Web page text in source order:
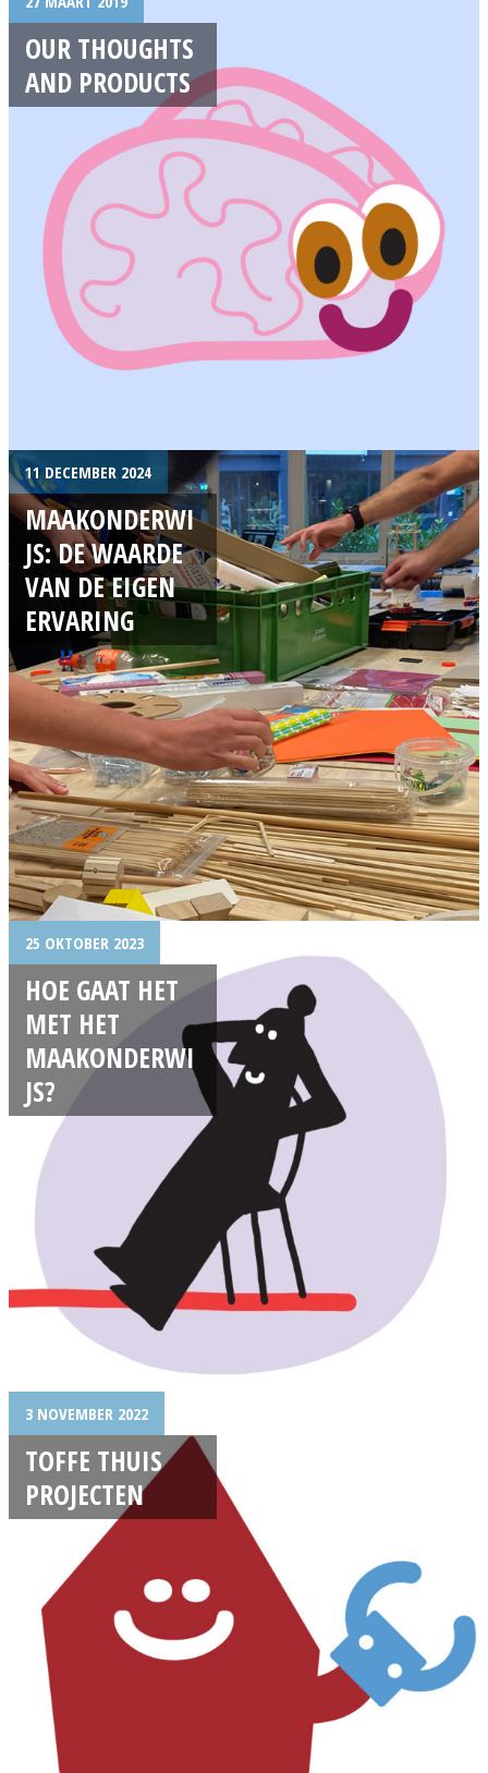
OUR THOUGHTS
AND PRODUCTS
11 DECEMBER 2024
MAAKONDERWI
JS: DE WAARDE
VAN DE EIGEN
ERVARING
25 OKTOBER 2023
HOE GAAT HET
MET HET
MAAKONDERWI
JS?
3 NOVEMBER 2022
TOFFE THUIS
PROJECTEN